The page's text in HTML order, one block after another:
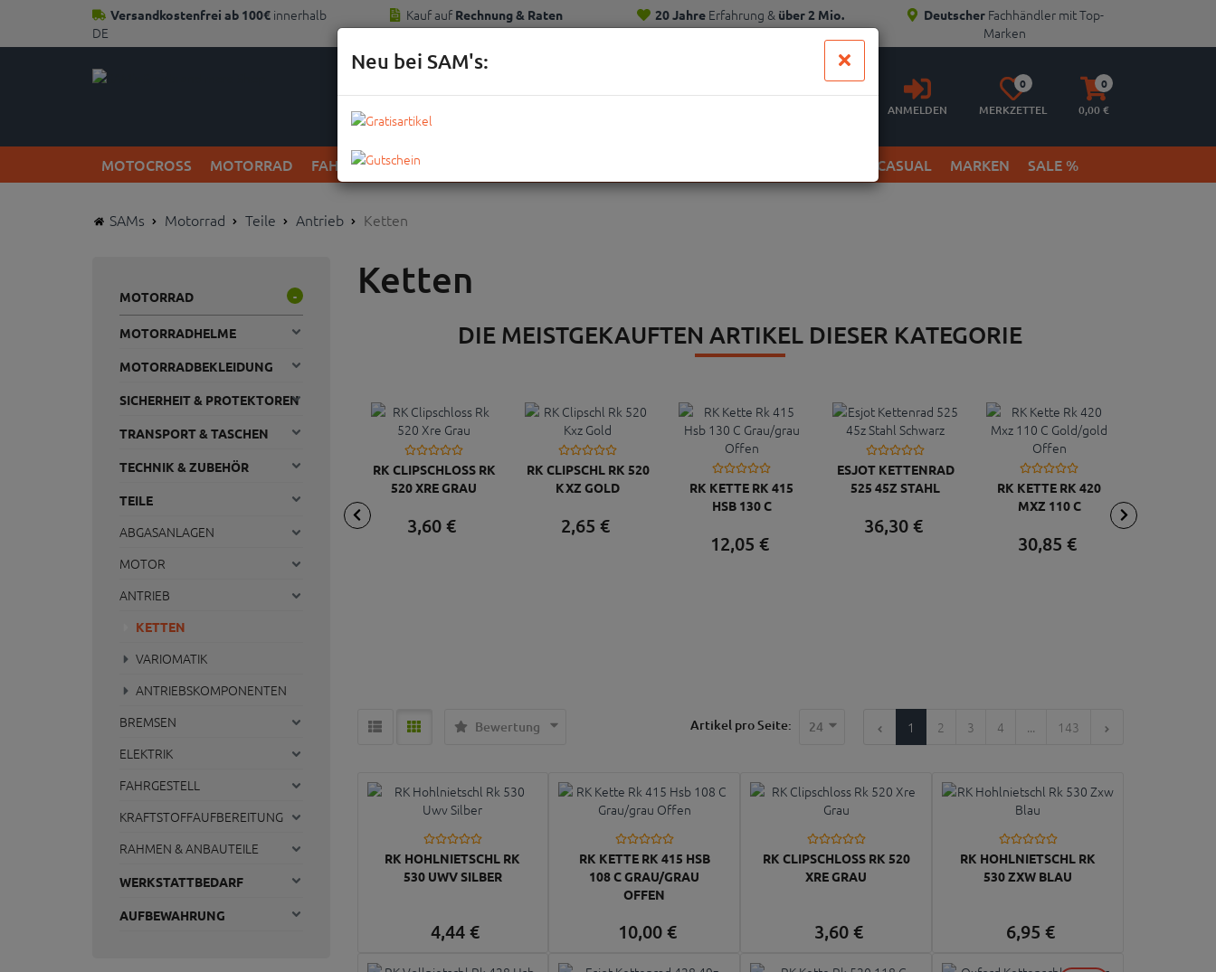
Versandkostenfrei ab 100€ innerhalb
DE
Kauf auf Rechnung & Raten 20 JahreErfahrung & über 2 Mio.
Kunden
Deutscher Fachhändler mit Top-
Marken
Anmelden
ANMELDEN
Merkzettel
aufklappen
0
MERKZETTEL
Warenkorb
aufklappen
0
0,00 €
MOTOCROSS MOTORRAD FAHRRAD KOMPLETTRÄDER STREETWEAR & CASUAL MARKEN SALE %
SAMs Motorrad Teile Antrieb Ketten
MOTORRAD -
MOTORRADHELME
MOTORRADBEKLEIDUNG
SICHERHEIT & PROTEKTOREN
TRANSPORT & TASCHEN
TECHNIK & ZUBEHÖR
TEILE
ABGASANLAGEN
MOTOR
ANTRIEB
KETTEN
VARIOMATIK
ANTRIEBSKOMPONENTEN
BREMSEN
ELEKTRIK
FAHRGESTELL
KRAFTSTOFFAUFBEREITUNG
RAHMEN & ANBAUTEILE
WERKSTATTBEDARF
AUFBEWAHRUNG
Ketten
DIE MEISTGEKAUFTEN ARTIKEL DIESER KATEGORIE
RK CLIPSCHLOSS RK
520 XRE GRAU
3,60€
RK CLIPSCHL RK 520
KXZ GOLD
2,65 €
RK KETTE RK 415
HSB 130 C
12,05 €
ESJOT KETTENRAD
525 45Z STAHL
36,30 €
RK KETTE RK 420
MXZ 110 C
30,85 €
Bewertung Artikel pro Seite: 24 1 2 3 4 ... 143
RK HOHLNIETSCHL RK
530 UWV SILBER
4,44 €
RK KETTE RK 415 HSB
108 C GRAU/GRAU
OFFEN
10,00€
RK CLIPSCHLOSS RK 520
XRE GRAU
3,60€
RK HOHLNIETSCHL RK
530 ZXW BLAU
6,95 €
Neu bei SAM's: